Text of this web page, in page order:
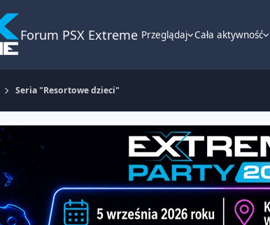
Forum PSX Extreme Przeglądaj Cała aktywność
Seria "Resortowe dzieci"